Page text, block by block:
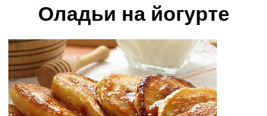
Оладьи на йогурте